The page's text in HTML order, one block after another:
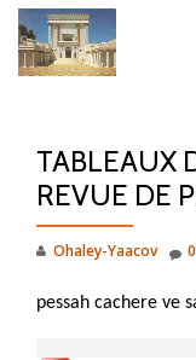
Aller
TABLEAUX
REVUE DE
Ohaley-Yaacov
pessah cachere ve